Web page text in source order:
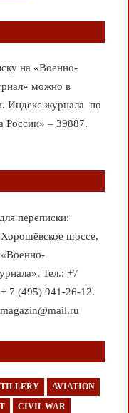
на «Военно-
можно в
Индекс журнала по
России» – 39887.
переписки:
шоссе,
Тел.: +7
7 (495) 941-26-12.
AVIATION
CIVIL WAR